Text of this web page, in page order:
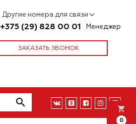
Другие номера для связи
+375 (29) 828 00 01 Менеджер
ЗАКАЗАТЬ ЗВОНОК
local_grocery_store
0